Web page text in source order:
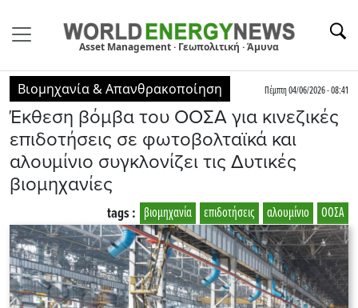
Asset Management · Γεωπολιτική · Άμυνα
Βιομηχανία & Απανθρακοποίηση Πέμπτη 04/06/2026 - 08:41
Έκθεση βόμβα του ΟΟΣΑ για κινεζικές
επιδοτήσεις σε φωτοβολταϊκά και
αλουμίνιο συγκλονίζει τις Δυτικές
βιομηχανίες
ΟΟΣΑ
αλουμίνιο
επιδοτήσεις
βιομηχανία
tags :